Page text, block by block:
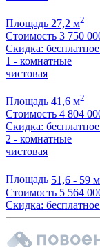
Площадь 27,2 м2
Стоимость 3 750
Скидка:
1 - комнатные
чистовая
Площадь 41,6 м2
Стоимость 4 804
Скидка:
2 - комнатные
чистовая
Площадь 51,6 - 59 м
Стоимость 5 564
Скидка: